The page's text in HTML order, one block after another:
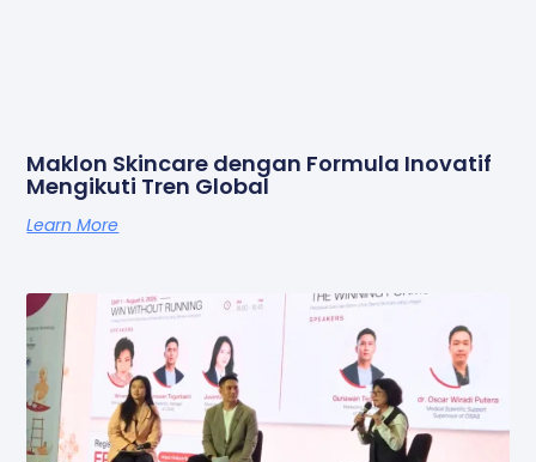
Maklon Skincare dengan Formula Inovatif
Mengikuti Tren Global
Learn More